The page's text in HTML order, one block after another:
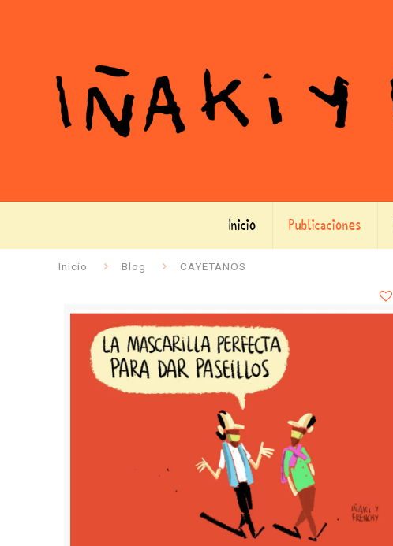
Inicio Publicaciones
Inicio Blog CAYETANOS